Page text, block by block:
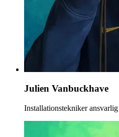
Julien Vanbuckhave
Installationstekniker